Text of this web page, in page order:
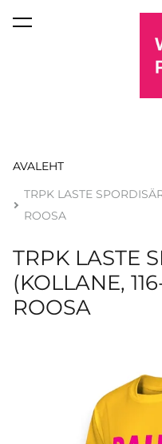
lisati ostukorvi.
AVALEHT
TRPK LASTE
ROOSA
TRPK LASTE
(KOLLANE,
ROOSA